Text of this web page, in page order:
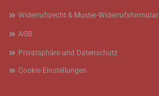
Widerrufsrecht & Muster-Widerrufsformular
AGB
Privatsphäre und Datenschutz
Cookie Einstellungen